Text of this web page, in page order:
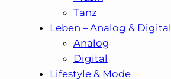
Tanz
Leben – Analog & Digital
Analog
Digital
Lifestyle & Mode